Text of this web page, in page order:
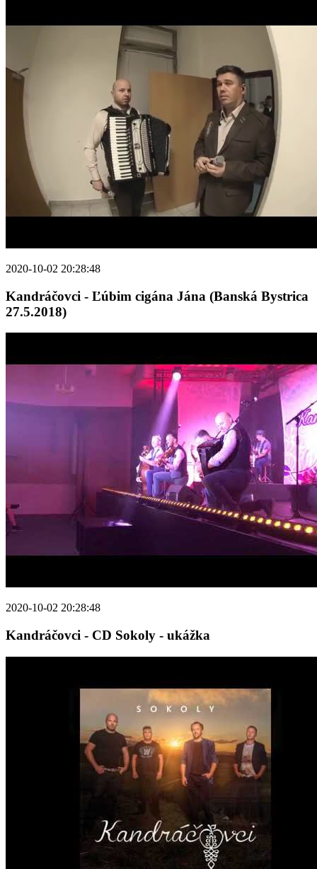
2020-10-02 20:28:48
Kandráčovci - Ľúbim cigána Jána (Banská Bystrica
27.5.2018)
2020-10-02 20:28:48
Kandráčovci - CD Sokoly - ukážka